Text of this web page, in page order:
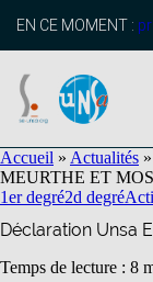
principal
EN CE MOMENT :
Accueil » Actualités »
MEURTHE ET
1er degré2d degré
Déclaration Unsa
Temps de lecture : 8